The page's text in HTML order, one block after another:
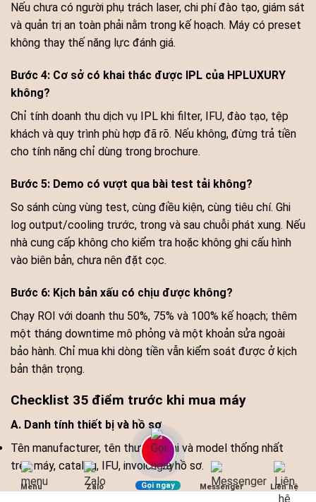
Nếu chưa có người phụ trách laser, chi phí đào tạo, giám sát
và quản trị an toàn phải nằm trong kế hoạch. Máy có preset
không thay thế năng lực đánh giá.
Bước 4: Cơ sở có khai thác được IPL của HPLUXURY
không?
Chỉ tính doanh thu dịch vụ IPL khi filter, IFU, đào tạo, tệp
khách và quy trình phù hợp đã rõ. Nếu không, đừng trả tiền
cho tính năng chỉ dùng trong brochure.
Bước 5: Demo có vượt qua bài test tải không?
So sánh cùng vùng test, cùng điều kiện, cùng tiêu chí. Ghi
log output/cooling trước, trong và sau chuỗi phát xung. Nếu
nhà cung cấp không cho kiểm tra hoặc không ghi cấu hình
vào biên bản, chưa nên đặt cọc.
Bước 6: Kịch bản xấu có chịu được không?
Chạy ROI với doanh thu 50%, 75% và 100% kế hoạch; thêm
một tháng downtime mô phỏng và một khoản sửa ngoài
bảo hành. Chỉ mua khi dòng tiền vẫn kiểm soát được ở kịch
bản thận trọng.
Checklist 35 điểm trước khi mua máy
A. Danh tính thiết bị và hồ sơ
Tên manufacturer, tên thương mại và model thống nhất
trên máy, catalog, IFU, invoice và hồ sơ.
Serial trên thân máy, tay cầm và biên bản bàn giao được
Menu Zalo Gọi ngay Messenger Liên hệ